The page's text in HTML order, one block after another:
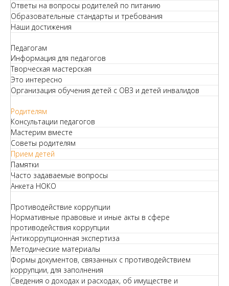
Ответы на вопросы родителей по питанию
Образовательные стандарты и требования
Наши достижения
Педагогам
Информация для педагогов
Творческая мастерская
Это интересно
Организация обучения детей с ОВЗ и детей инвалидов
Родителям
Консультации педагогов
Мастерим вместе
Советы родителям
Прием детей
Памятки
Часто задаваемые вопросы
Анкета НОКО
Противодействие коррупции
Нормативные правовые и иные акты в сфере
противодействия коррупции
Антикоррупционная экспертиза
Методические материалы
Формы документов, связанных с противодействием
коррупции, для заполнения
Сведения о доходах и расходах, об имуществе и